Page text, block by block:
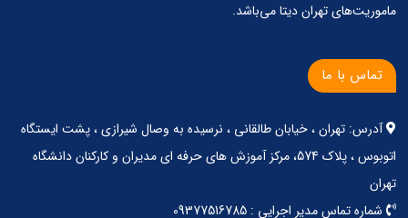
ماموریت‌های تهران دیتا می‌باشد.
تماس با ما
آدرس: تهران ، خیابان طالقانی ، نرسیده به وصال شیرازی ، پشت ایستگاه
اتوبوس ، پلاک 574، مرکز آموزش های حرفه ای مدیران و کارکنان دانشگاه
تهران
شماره تماس مدیر اجرایی : 09377516785